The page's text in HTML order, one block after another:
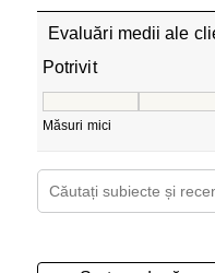
Evaluări medii ale
Potrivit
Măsuri mici
Căutați subiecte și